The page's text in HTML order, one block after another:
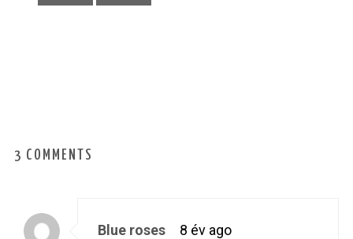
3 COMMENTS
Blue roses 8 év ago